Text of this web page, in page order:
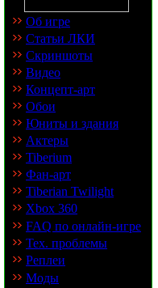
Об игре
Статьи ЛКИ
Скриншоты
Видео
Концепт-арт
Обои
Юниты и здания
Актеры
Tiberium
Фан-арт
Tiberian Twilight
Xbox 360
FAQ по онлайн-игре
Тех. проблемы
Реплеи
Моды